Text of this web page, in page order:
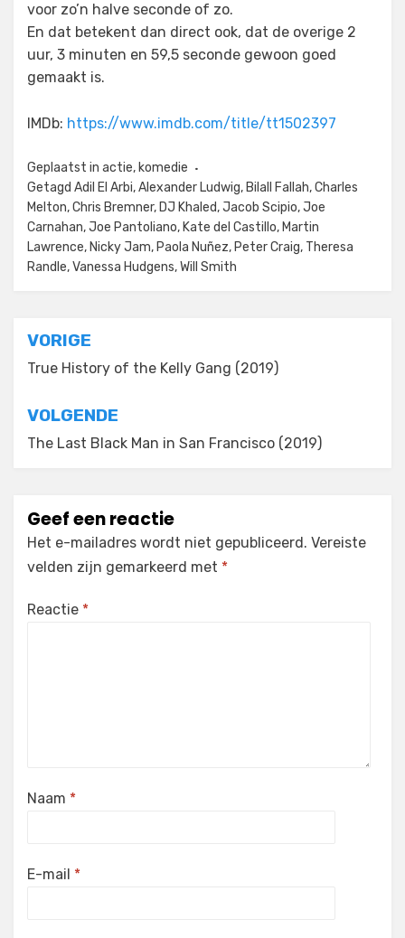
voor zo’n halve seconde of zo.
En dat betekent dan direct ook, dat de overige 2
uur, 3 minuten en 59,5 seconde gewoon goed
gemaakt is.
IMDb: https://www.imdb.com/title/tt1502397
Geplaatst in actie, komedie
Getagd Adil El Arbi,Alexander Ludwig, Bilall Fallah,Charles
Melton,Chris Bremner, DJ Khaled,Jacob Scipio,Joe
Carnahan,Joe Pantoliano, Kate del Castillo, Martin
Lawrence, Nicky Jam, Paola Nuñez, Peter Craig, Theresa
Randle,Vanessa Hudgens,Will Smith
Bericht
navigatie
VORIGE
True History of the Kelly Gang (2019)
VOLGENDE
The Last Black Man in San Francisco (2019)
Geef een reactie
Het e-mailadres wordt niet gepubliceerd. Vereiste
velden zijn gemarkeerd met *
Reactie *
Naam *
E-mail *